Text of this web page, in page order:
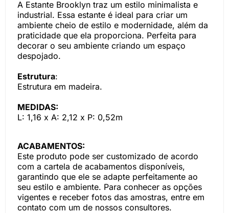
A Estante Brooklyn traz um estilo minimalista e
industrial. Essa estante é ideal para criar um
ambiente cheio de estilo e modernidade, além da
praticidade que ela proporciona. Perfeita para
decorar o seu ambiente criando um espaço
despojado.
Estrutura:
Estrutura em madeira.
MEDIDAS:
L: 1,16 x A: 2,12 x P: 0,52m
ACABAMENTOS:
Este produto pode ser customizado de acordo
com a cartela de acabamentos disponíveis,
garantindo que ele se adapte perfeitamente ao
seu estilo e ambiente. Para conhecer as opções
vigentes e receber fotos das amostras, entre em
contato com um de nossos consultores.